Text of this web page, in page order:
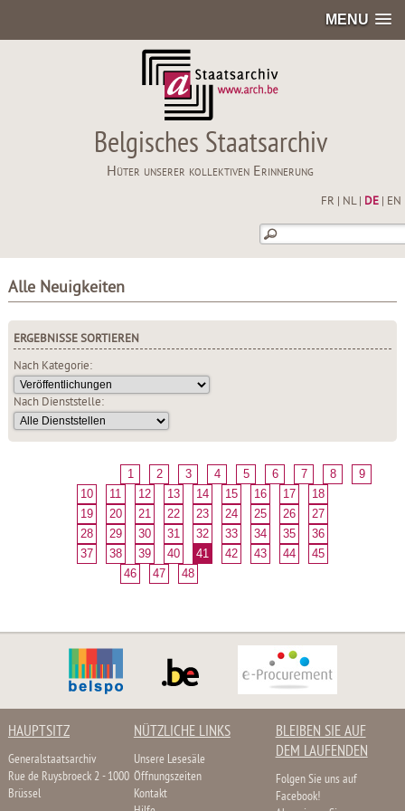
MENU
Belgisches Staatsarchiv
Hüter unserer kollektiven Erinnerung
FR NL| DE| EN
Alle Neuigkeiten
ERGEBNISSE SORTIEREN
Nach Kategorie:
Nach Dienststelle:
1 2 3 4 5 6 7 8
9
10
11 12 13 14 15 16 17
18
19
20 21 22 23 24 25 26
27
28
29 30 31 32 33 34 35
36
37
38 39 40 41 42 43 44
45
46
47 48
HAUPTSITZ
Generalstaatsarchiv
Rue de Ruysbroeck 2 - 1000
Brüssel
NÜTZLICHE LINKS
Unsere Lesesäle
Öffnungszeiten
Kontakt
BLEIBEN SIE AUF
DEM LAUFENDEN
Folgen Sie uns auf
Facebook!